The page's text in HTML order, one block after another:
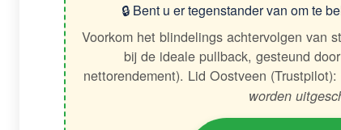
🔒 Bent u er tegenstander van om te
Voorkom het blindelings achtervolgen van
bij de ideale pullback, gesteund
nettorendement). Lid Oostveen (Trustpilot):
worden